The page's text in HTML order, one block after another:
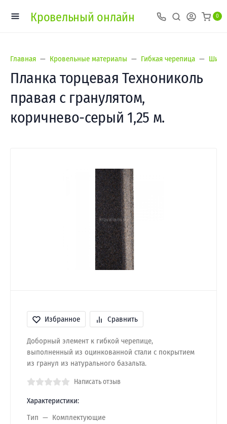
Кровельный онлайн 0
Главная Кровельные материалы Гибкая черепица
Планка торцевая Технониколь
правая с гранулятом,
коричнево-серый 1,25 м.
Избранное Сравнить
Доборный элемент к гибкой черепице,
выполненный из оцинкованной стали с покрытием
из гранул из натурального базальта.
Написать отзыв
Характеристики:
Тип
Комплектующие